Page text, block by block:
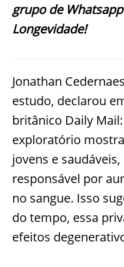
grupo de
Longevidade!
Jonathan
estudo, declarou
britânico Daily
exploratório
jovens e
responsável por
no sangue. Isso
do tempo, essa
efeitos